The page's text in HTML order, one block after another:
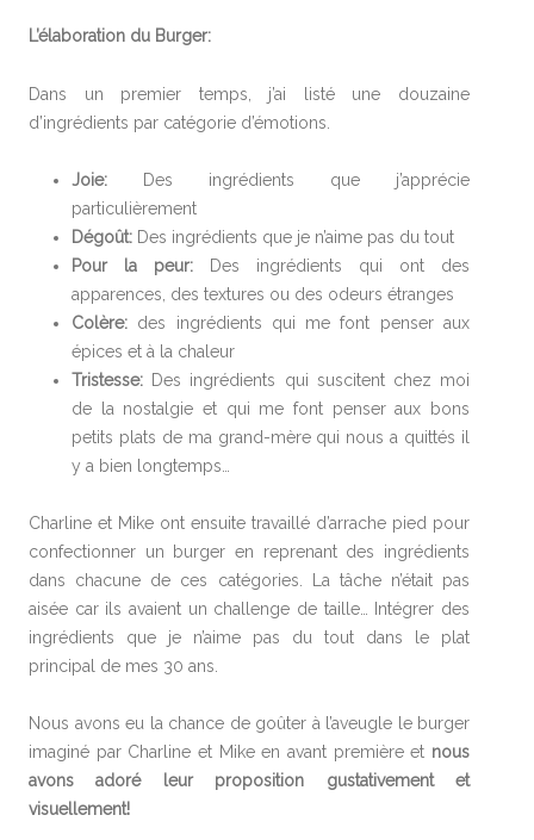
L’élaboration du Burger:
Dans un premier temps, j’ai listé une douzaine
d’ingrédients par catégorie d’émotions.
Joie: Des ingrédients que j’apprécie
particulièrement
Dégoût: Des ingrédients que je n’aime pas du tout
Pour la peur: Des ingrédients qui ont des
apparences, des textures ou des odeurs étranges
Colère: des ingrédients qui me font penser aux
épices et à la chaleur
Tristesse: Des ingrédients qui suscitent chez moi
de la nostalgie et qui me font penser aux bons
petits plats de ma grand-mère qui nous a quittés il
y a bien longtemps…
Charline et Mike ont ensuite travaillé d’arrache pied pour
confectionner un burger en reprenant des ingrédients
dans chacune de ces catégories. La tâche n’était pas
aisée car ils avaient un challenge de taille… Intégrer des
ingrédients que je n’aime pas du tout dans le plat
principal de mes 30 ans.
Nous avons eu la chance de goûter à l’aveugle le burger
imaginé par Charline et Mike en avant première et nous
avons adoré leur proposition gustativement et
visuellement!